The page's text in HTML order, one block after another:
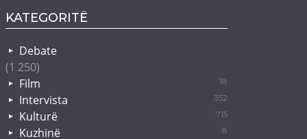
KATEGORITË
Debate
(1 250)
Film
18
Intervista 352
Kulturë 715
Kuzhinë 8